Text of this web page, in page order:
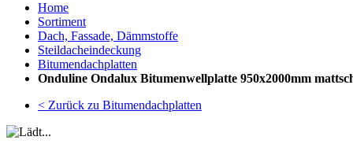
Home
Sortiment
Dach, Fassade, Dämmstoffe
Steildacheindeckung
Bitumendachplatten
Onduline Ondalux Bitumenwellplatte 950x2000mm
< Zurück zu Bitumendachplatten